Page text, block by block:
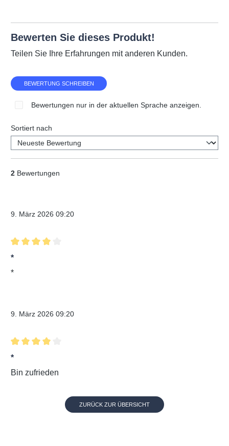
Bewerten Sie dieses Produkt!
Teilen Sie Ihre Erfahrungen mit anderen Kunden.
BEWERTUNG SCHREIBEN
Bewertungen nur in der aktuellen Sprache anzeigen.
Sortiert nach
2 Bewertungen
9. März 2026 09:20
Bewertung mit 4 von 5 Sternen
*
*
9. März 2026 09:20
Bewertung mit 4 von 5 Sternen
*
Bin zufrieden
ZURÜCK ZUR ÜBERSICHT